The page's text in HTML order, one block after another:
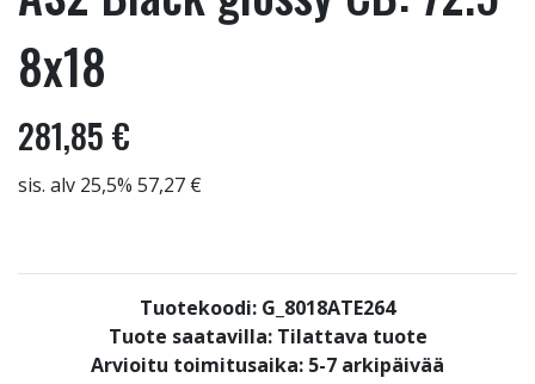
8x18
281,85 €
sis. alv 25,5% 57,27 €
Tuotekoodi: G_8018ATE264
Tuote saatavilla: Tilattava tuote
Arvioitu toimitusaika: 5-7 arkipäivää